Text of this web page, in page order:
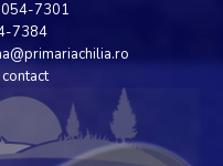
7301
7384